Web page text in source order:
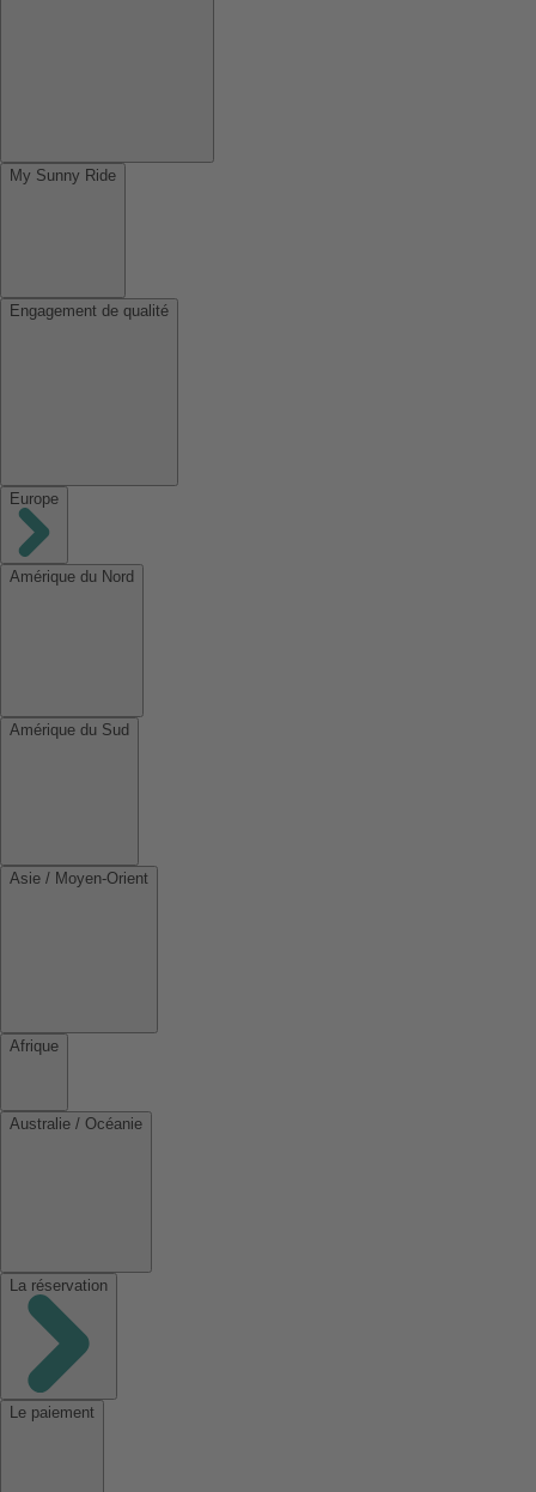
My Sunny Ride
Engagement de qualité
Europe
Amérique du Nord
Amérique du Sud
Asie / Moyen-Orient
Afrique
Australie / Océanie
La réservation
Le paiement